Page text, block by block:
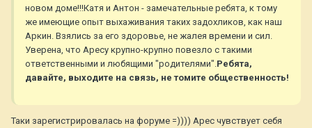
новом доме!!!Катя и Антон - замечательные ребята, к тому
же имеющие опыт выхаживания таких задохликов, как наш
Аркин. Взялись за его здоровье, не жалея времени и сил.
Уверена, что Аресу крупно-крупно повезло с такими
ответственными и любящими "родителями". Ребята,
давайте, выходите на связь, не томите общественность!
Таки зарегистрировалась на форуме =)))) Арес чувствует себя